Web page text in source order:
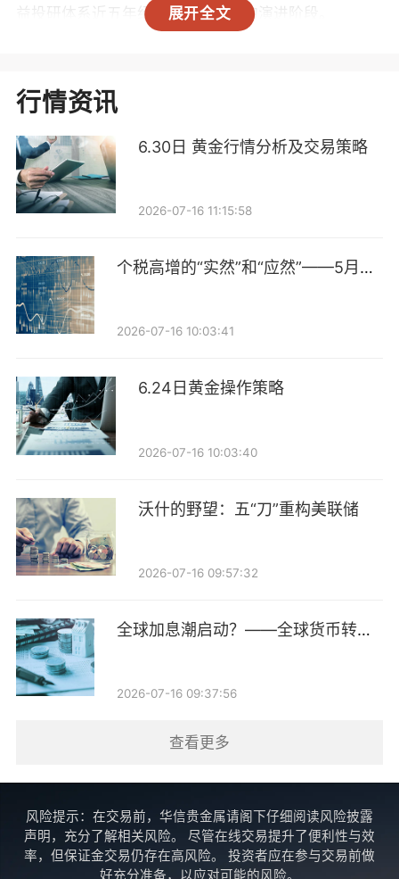
展开全文
益投研体系近五年经历了三个清晰的演进阶段。
向，长盛基金的选择是强化核心投研能力建设，切入点
是不能让研究停留在信息搬运，必须走向深度研判与赋
能投资。公司建立周度深度报告讨论会机制——每周一
由研究团队输出深度报告，基金经理参与讨论并对报告
质量进行打分评价。这套机制倒逼研究质量提升，更关
的的遴选逻辑，必须有过硬的研究支撑。
2022年起，以“机制”增效。深度研究的质量优势显而易
见，但周度定期输出与快速切换的市场行情可能存在节
挖掘到高性价比机会，可即刻发起小范围专题讨论，邀
请相关基金经理深度参与，既抢抓了投资窗口，又深化
了个股认知，实现质量与效率并重。
2023年至今，以“体系”制胜。随着内外部环境变化，投
研体系进一步向“多维互动、分层校验、全面赋能”升
级：月度研究例会上，研究员复盘行业并阐述模拟组合
让研究成果真正转化为组合回报；季度投委会引入小组
对细分行业打分机制，通过组内讨论成果在投委会层面
的汇报与碰撞，形成阶段性大板块配置共识，以集体智
分享环节，以更深入的投研互动为未来投资做好储备。
当前顶层设计可归纳为“一体两翼三维”。一体即以深度
研究为体，夯实资产定价核心能力；两翼即以高效互动
为左翼、以多层校验为右翼，兼顾响应速度与决策稳健
性；三维则贯穿时间（日度→周度→月度→季度）、空
行情资讯
6.30日 黄金行情分析及交易策略
2026-07-16 11:15:58
个税高增的“实然”和“应然”——5月财
2026-07-16 10:03:41
6.24日黄金操作策略
2026-07-16 10:03:40
沃什的野望：五“刀”重构美联储
2026-07-16 09:57:32
全球加息潮启动？——全球货币转向
2026-07-16 09:37:56
查看更多
风险提示：在交易前，华信贵金属请阁下仔细阅读风险披露
声明，充分了解相关风险。 尽管在线交易提升了便利性与效
率，但保证金交易仍存在高风险。 投资者应在参与交易前做
好充分准备，以应对可能的风险。